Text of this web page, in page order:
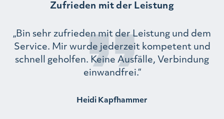
Zufrieden mit der Leistung
„Bin sehr zufrieden mit der Leistung und dem
Service. Mir wurde jederzeit kompetent und
schnell geholfen. Keine Ausfälle, Verbindung
einwandfrei.“
Heidi Kapfhammer